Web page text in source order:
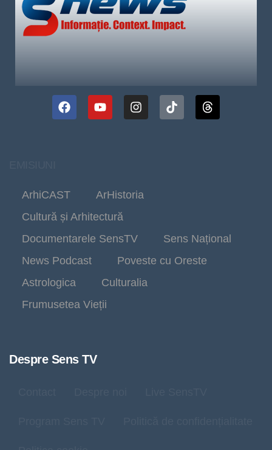
ArhiCAST
ArHistoria
Cultură și Arhitectură
Documentarele SensTV
Sens Național
News Podcast
Poveste cu Oreste
Astrologica
Culturalia
Frumusetea Vieții
Despre Sens TV